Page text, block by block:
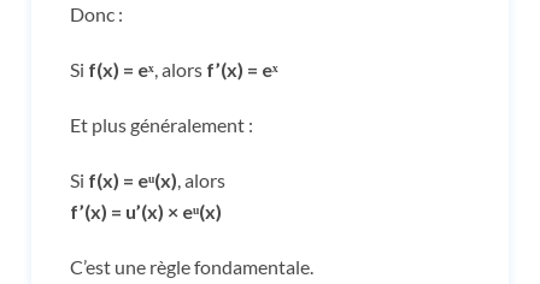
Donc :
Si f(x) = eˣ , alors f’(x) = eˣ
Et plus généralement :
Si f(x) = eᵘ(x) , alors
f’(x) = u’(x) × eᵘ(x)
C’est une règle fondamentale.